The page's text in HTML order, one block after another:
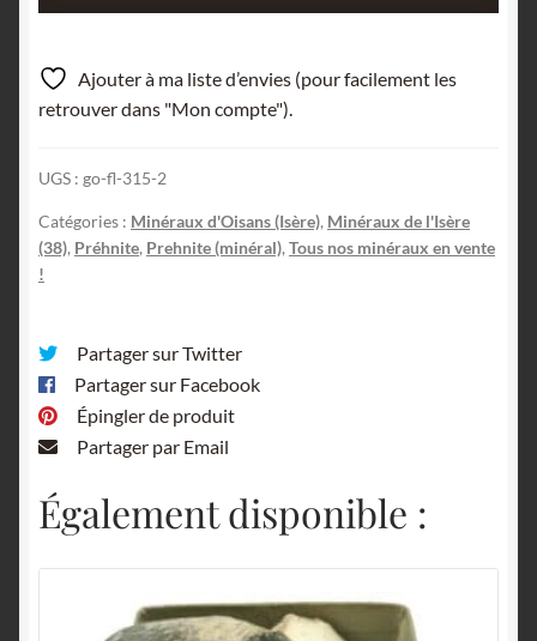
La
Selle,
Saint-
en-
Oisans,
Isère.
Ajouter à ma liste d’envies (pour facilement les
retrouver dans "Mon compte").
UGS : go-fl-315-2
Catégories : Minéraux d'Oisans (Isère), Minéraux de l'Isère
(38), Préhnite, Prehnite (minéral), Tous nos minéraux en vente
!
Partager sur Twitter
Partager sur Facebook
Épingler de produit
Partager par Email
Également disponible :